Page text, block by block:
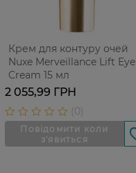
Крем для контуру очей
Nuxe Merveillance Lift Eye
Cream 15 мл
2 055,99 ГРН